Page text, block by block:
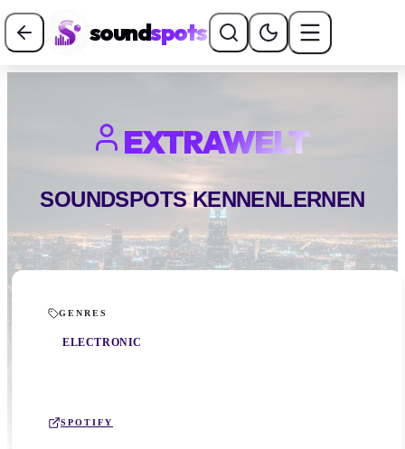
soundspots
EXTRAWELT
SOUNDSPOTS KENNENLERNEN
GENRES
ELECTRONIC
SPOTIFY